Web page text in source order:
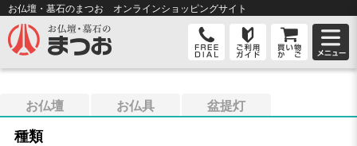
お仏壇・墓石のまつお オンラインショッピングサイト
お仏壇 お仏具 盆提灯
種類